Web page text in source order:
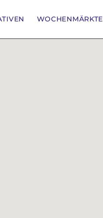
WOCHENMÄRKTE